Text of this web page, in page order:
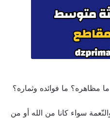
مظاهره؟ ما فوائده وثماره؟
سواء كانا من الله أو من